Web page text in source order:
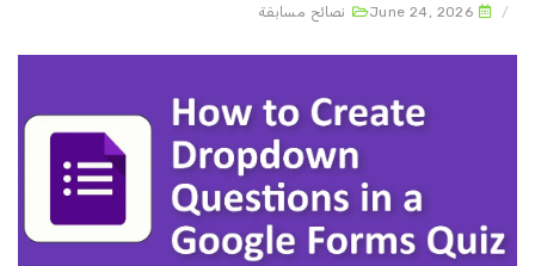
June 24, 2026 نصائح مسابقة